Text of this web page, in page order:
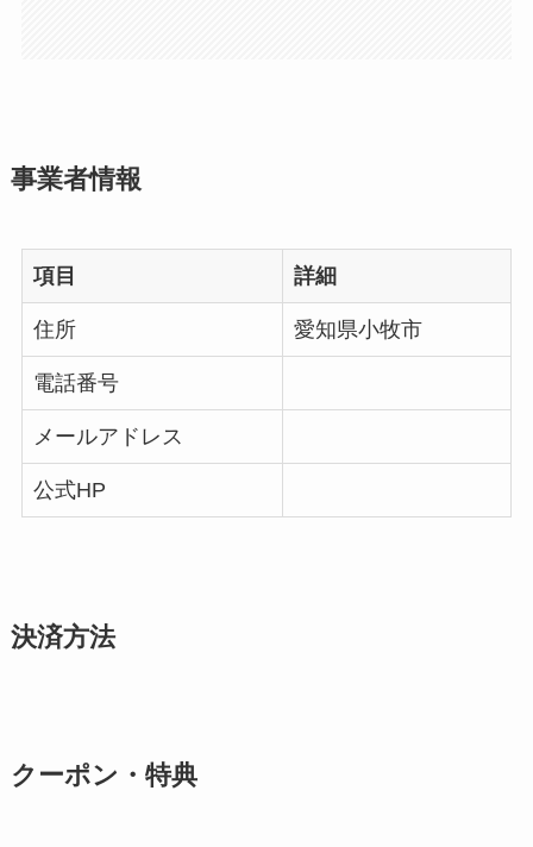
事業者情報
項目 詳細
住所 愛知県小牧市
電話番号
メールアドレス
公式HP
決済方法
クーポン・特典